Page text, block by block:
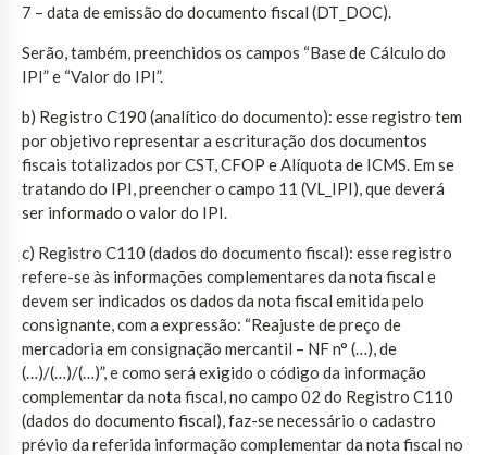
7 – data de emissão do documento fiscal (DT_DOC).
Serão, também, preenchidos os campos “Base de Cálculo do
IPI” e “Valor do IPI”.
b) Registro C190 (analítico do documento): esse registro tem
por objetivo representar a escrituração dos documentos
fiscais totalizados por CST, CFOP e Alíquota de ICMS. Em se
tratando do IPI, preencher o campo 11 (VL_IPI), que deverá
ser informado o valor do IPI.
c) Registro C110 (dados do documento fiscal): esse registro
refere-se às informações complementares da nota fiscal e
devem ser indicados os dados da nota fiscal emitida pelo
consignante, com a expressão: “Reajuste de preço de
mercadoria em consignação mercantil – NF n° (…), de
(…)/(…)/(…)”, e como será exigido o código da informação
complementar da nota fiscal, no campo 02 do Registro C110
(dados do documento fiscal), faz-se necessário o cadastro
prévio da referida informação complementar da nota fiscal no